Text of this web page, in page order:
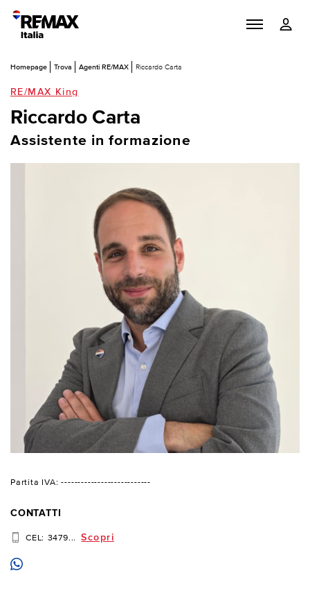
Homepage Trova Agenti RE/MAX Riccardo Carta
RE/MAX King
Riccardo Carta
Assistente in formazione
Partita IVA: ---------------------------
CONTATTI
CEL: 3479... Scopri